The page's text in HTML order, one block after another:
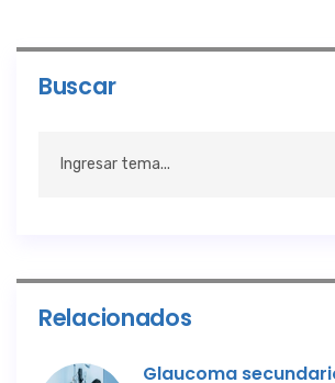
Buscar
Relacionados
Glaucoma